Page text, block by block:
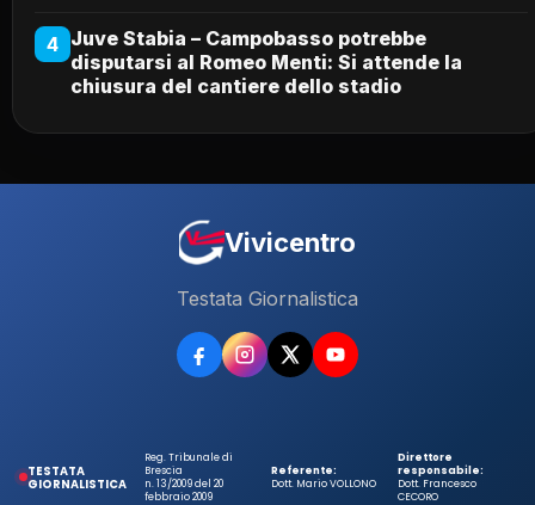
4 Juve Stabia – Campobasso potrebbe
disputarsi al Romeo Menti: Si attende la
chiusura del cantiere dello stadio
Vivicentro
Testata Giornalistica
TESTATA
GIORNALISTICA
Reg. Tribunale di
Brescia
n. 13/2009 del 20
febbraio 2009
Referente:
Dott. Mario VOLLONO
Direttore
responsabile:
Dott. Francesco
CECORO